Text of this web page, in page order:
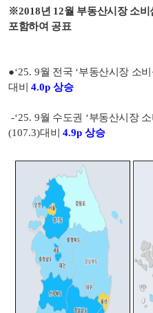
※2018년 12월 부동산시장 소
포함하여 공표
●‘25. 9월 전국 ‘부동산시장 소
대비 4.0p 상승
-‘25. 9월 수도권 ‘부동산시장
(107.3)대비 4.9p 상승